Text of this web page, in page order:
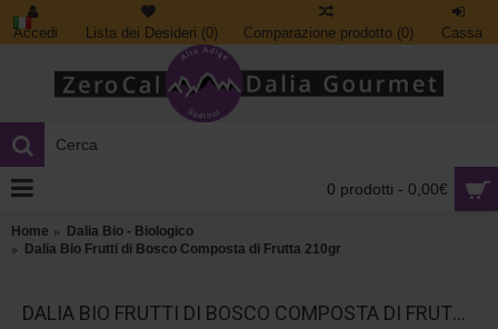
Accedi Lista dei Desideri (0) Comparazione prodotto (0) Cassa
0 prodotti - 0,00€
Home
Dalia Bio - Biologico
Dalia Bio Frutti di Bosco Composta di Frutta 210gr
DALIA BIO FRUTTI DI BOSCO COMPOSTA DI FRUTTA 210GR